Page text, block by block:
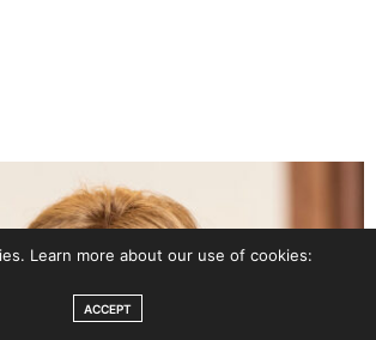
Learn more about our use of cookies:
ACCEPT